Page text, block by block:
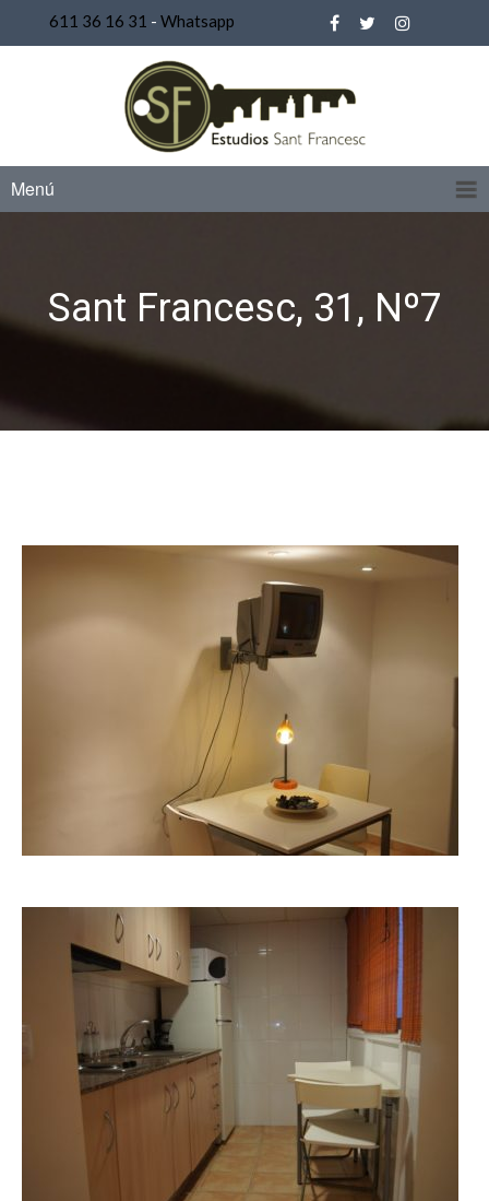
611 36 16 31 - Whatsapp
Menú
Sant Francesc, 31, Nº7